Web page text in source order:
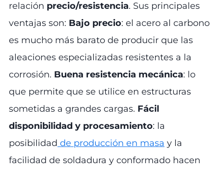
relación precio/resistencia. Sus principales
ventajas son: Bajo precio: el acero al carbono
es mucho más barato de producir que las
aleaciones especializadas resistentes a la
corrosión. Buena resistencia mecánica: lo
que permite que se utilice en estructuras
sometidas a grandes cargas. Fácil
disponibilidad y procesamiento: la
posibilidad de producción en masa y la
facilidad de soldadura y conformado hacen